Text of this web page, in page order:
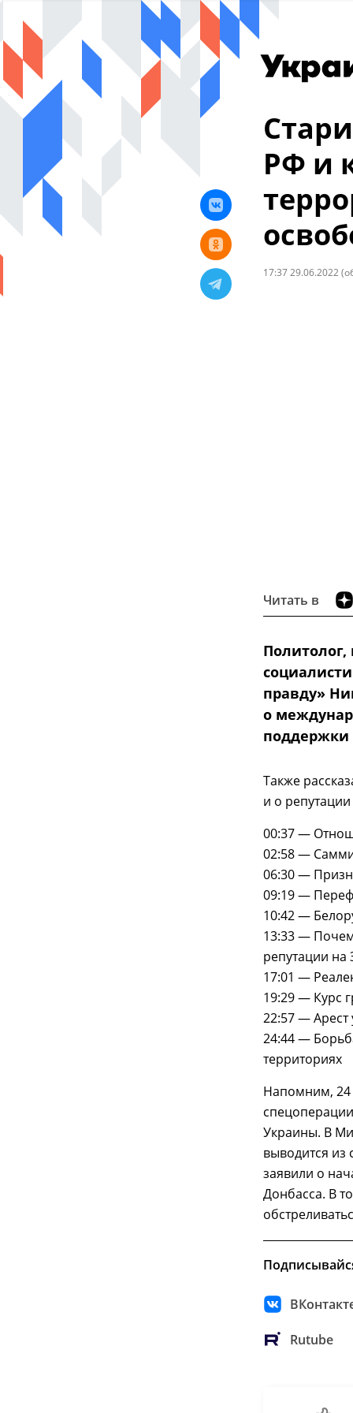
РФ и
17:37 29.06.2022
Читать в
Политолог,
правду»
о
поддержки
Также
и о
00:37 —
02:58 —
06:30 —
09:19 —
10:42 —
13:33 —
репутации на
17:01 —
19:29 — Курс
22:57 — Арест
24:44 —
территориях
Напомним, 24
Украины. В
выводится
заявили о
Донбасса. В
Rutube